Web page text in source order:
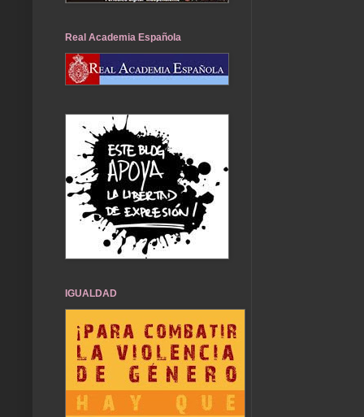
Real Academia Española
IGUALDAD